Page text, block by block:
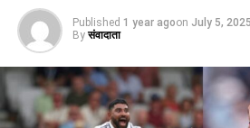
Published 1 year agoon July 5, 2025
By संवादाता